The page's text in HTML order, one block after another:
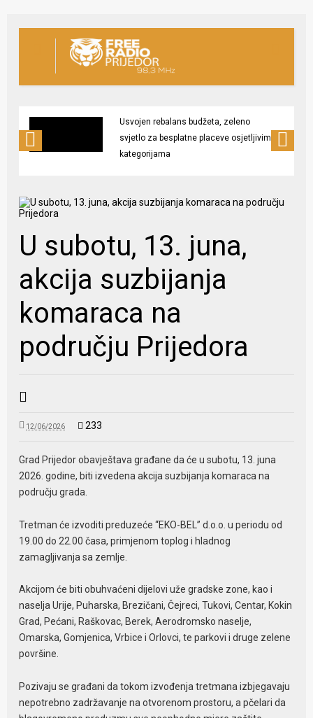
Usvojen rebalans budžeta, zeleno
svjetlo za besplatne placeve osjetljivim
kategorijama
U subotu, 13. juna,
akcija suzbijanja
komaraca na
području Prijedora
12/06/2026 233
Grad Prijedor obavještava građane da će u subotu, 13. juna
2026. godine, biti izvedena akcija suzbijanja komaraca na
području grada.
Tretman će izvoditi preduzeće “EKO-BEL” d.o.o. u periodu od
19.00 do 22.00 časa, primjenom toplog i hladnog
zamagljivanja sa zemlje.
Akcijom će biti obuhvaćeni dijelovi uže gradske zone, kao i
naselja Urije, Puharska, Brezičani, Čejreci, Tukovi, Centar, Kokin
Grad, Pećani, Raškovac, Berek, Aerodromsko naselje,
Omarska, Gomjenica, Vrbice i Orlovci, te parkovi i druge zelene
površine.
Pozivaju se građani da tokom izvođenja tretmana izbjegavaju
nepotrebno zadržavanje na otvorenom prostoru, a pčelari da